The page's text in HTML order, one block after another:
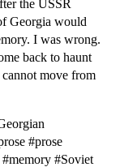
the USSR
Georgia would
I was wrong.
back to haunt
move from
#prose
#Soviet